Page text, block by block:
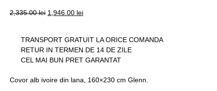
2,335.00lei 1,946.00 lei
TRANSPORT GRATUIT LA ORICE COMANDA
RETUR IN TERMEN DE 14 DE ZILE
CEL MAI BUN PRET GARANTAT
Covor alb ivoire din lana, 160×230 cm Glenn.